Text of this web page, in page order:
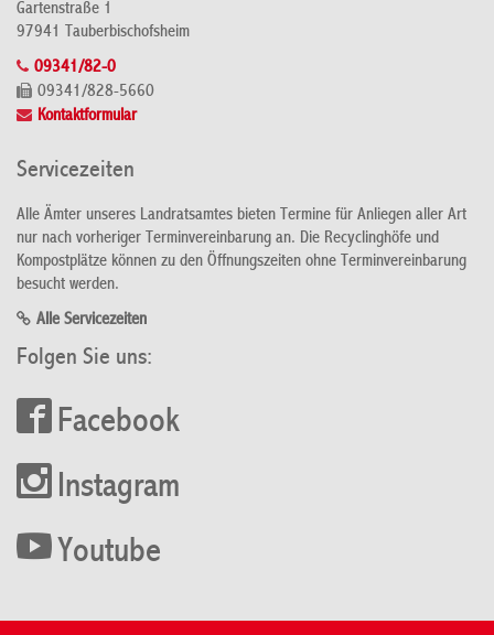
Gartenstraße 1
97941 Tauberbischofsheim
09341/82-0
09341/828-5660
Kontaktformular
Servicezeiten
Alle Ämter unseres Landratsamtes bieten Termine für Anliegen aller Art
nur nach vorheriger Terminvereinbarung an. Die Recyclinghöfe und
Kompostplätze können zu den Öffnungszeiten ohne Terminvereinbarung
besucht werden.
Alle Servicezeiten
Folgen Sie uns:
Facebook
Instagram
Youtube